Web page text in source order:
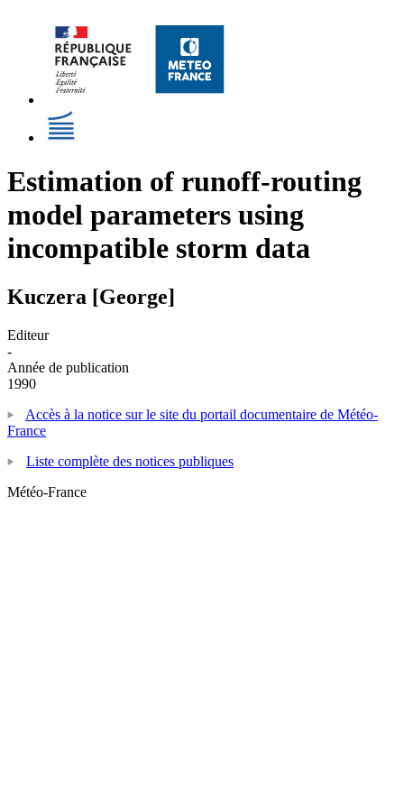
Estimation of runoff-routing
model parameters using
incompatible storm data
Kuczera [George]
Editeur
-
Année de publication
1990
Accès à la notice sur le site du portail documentaire de Météo-
France
Liste complète des notices publiques
Météo-France